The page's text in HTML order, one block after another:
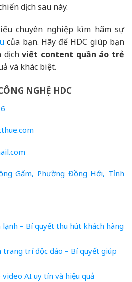
dịch sau này.
chuyên nghiệp kìm hãm sự
của bạn. Hãy để HDC giúp bạn
dịchviết content quần áo trẻ
và khác biệt.
NGHỆ HDC
Gấm, Phường Đồng Hới, Tỉnh
– Bí quyết thu hút khách hàng
trí độc đáo – Bí quyết giúp
video AI uy tín và hiệu quả